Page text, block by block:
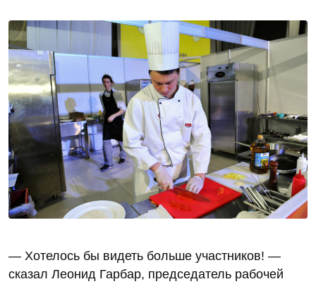
— Хотелось бы видеть больше участников! —
сказал Леонид Гарбар, председатель рабочей